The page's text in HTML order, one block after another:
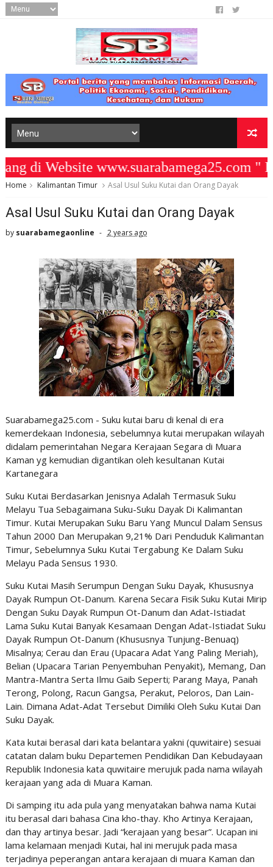
Website www.suarabamega25.com "
Home Kalimantan Timur Asal Usul Suku Kutai dan Orang Dayak
Asal Usul Suku Kutai dan Orang Dayak
by suarabamegaonline 2 years ago
Suarabamega25.com - Suku kutai baru di kenal di era
kemerdekaan Indonesia, sebelumnya kutai merupakan wilayah
didalam pemerintahan Negara Kerajaan Segara di Muara
Kaman yg kemudian digantikan oleh kesultanan Kutai
Kartanegara
Suku Kutai Berdasarkan Jenisnya Adalah Termasuk Suku
Melayu Tua Sebagaimana Suku-Suku Dayak Di Kalimantan
Timur. Kutai Merupakan Suku Baru Yang Muncul Dalam Sensus
Tahun 2000 Dan Merupakan 9,21% Dari Penduduk Kalimantan
Timur, Sebelumnya Suku Kutai Tergabung Ke Dalam Suku
Melayu Pada Sensus 1930.
Suku Kutai Masih Serumpun Dengan Suku Dayak, Khususnya
Dayak Rumpun Ot-Danum. Karena Secara Fisik Suku Kutai Mirip
Dengan Suku Dayak Rumpun Ot-Danum dan Adat-Istiadat
Lama Suku Kutai Banyak Kesamaan Dengan Adat-Istiadat Suku
Dayak Rumpun Ot-Danum (Khususnya Tunjung-Benuaq)
Misalnya; Cerau dan Erau (Upacara Adat Yang Paling Meriah),
Belian (Upacara Tarian Penyembuhan Penyakit), Memang, Dan
Mantra-Mantra Serta Ilmu Gaib Seperti; Parang Maya, Panah
Terong, Polong, Racun Gangsa, Perakut, Peloros, Dan Lain-
Lain. Dimana Adat-Adat Tersebut Dimiliki Oleh Suku Kutai Dan
Suku Dayak.
Kata kutai berasal dari kata belantara yakni (quwitaire) sesuai
catatan dalam buku Departemen Pendidikan Dan Kebudayaan
Republik Indonesia kata quwitaire merujuk pada nama wilayah
kerajaan yang ada di Muara Kaman.
Di samping itu ada pula yang menyatakan bahwa nama Kutai
itu berasal dari bahasa Cina kho-thay. Kho Artinya Kerajaan,
dan thay artinya besar. Jadi “kerajaan yang besar”. Ucapan ini
lama kelamaan menjadi Kutai, hal ini merujuk pada masa
terjadinya peperangan antara kerajaan di muara Kaman dan